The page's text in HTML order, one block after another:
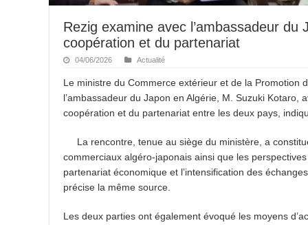
Rezig examine avec l’ambassadeur
coopération et du partenariat
04/06/2026 Actualité
Le ministre du Commerce extérieur et de la Promotion
l’ambassadeur du Japon en Algérie, M. Suzuki
coopération et du partenariat entre les deux pays,
La rencontre, tenue au siège du ministère, a
commerciaux algéro-japonais ainsi que les
partenariat économique et l’intensification des
précise la même source.
Les deux parties ont également évoqué les moyens